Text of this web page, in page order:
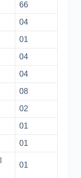
66
04
01
04
04
08
02
01
01
01